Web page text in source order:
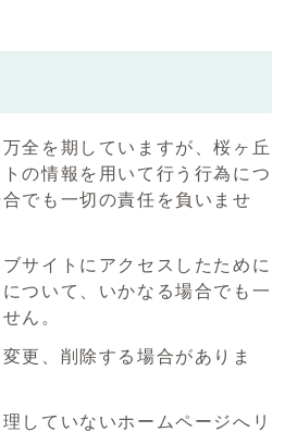
全を期していますが、桜ヶ丘
の情報を用いて行う行為につ
でも一切の責任を負いませ
サイトにアクセスしたために
ついて、いかなる場合でも一
ん。
更、削除する場合がありま
していないホームページへリ